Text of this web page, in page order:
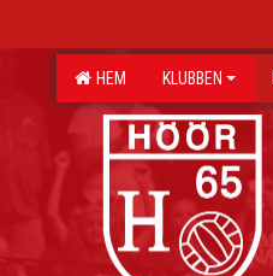
HEM KLUBBEN